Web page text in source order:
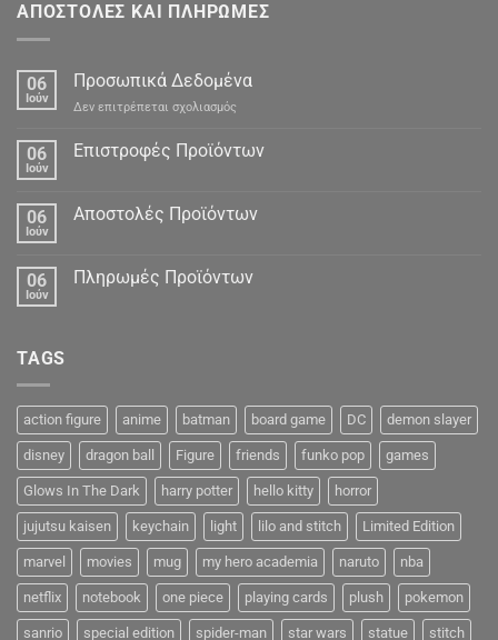
ΑΠΟΣΤΟΛΕΣ ΚΑΙ ΠΛΗΡΩΜΕΣ
06
Ιούν
Προσωπικά Δεδομένα
Δεν επιτρέπεται σχολιασμός
Δεδομένα
06
Ιούν
Επιστροφές Προϊόντων
06
Ιούν
Αποστολές Προϊόντων
06
Ιούν
Πληρωμές Προϊόντων
TAGS
action figure anime batman board game DC demon slayer
disney dragon ball Figure friends funko pop games
Glows In The Dark harry potter hello kitty horror
jujutsu kaisen keychain light lilo and stitch Limited Edition
marvel movies mug my hero academia naruto nba
netflix notebook one piece playing cards plush pokemon
sanrio special edition spider-man star wars statue stitch